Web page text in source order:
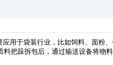
用于袋装行业，比如饲料、面粉
料把跺拆包后，通过输送设备将物